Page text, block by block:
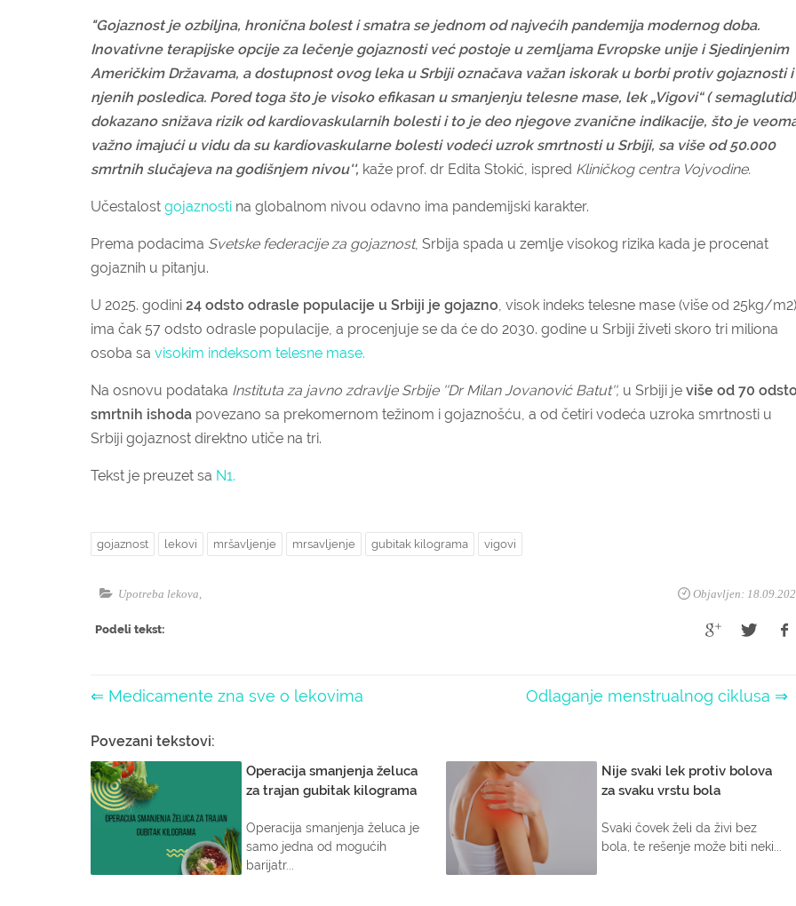
"Gojaznost je ozbiljna, hronična bolest i smatra se jednom od najvećih pandemija modernog doba.
Inovativne terapijske opcije za lečenje gojaznosti već postoje u zemljama Evropske unije i Sjedinjenim
Američkim Državama, a dostupnost ovog leka u Srbiji označava važan iskorak u borbi protiv gojaznosti i
njenih posledica. Pored toga što je visoko efikasan u smanjenju telesne mase, lek „Vigovi“ ( semaglutid)
dokazano snižava rizik od kardiovaskularnih bolesti i to je deo njegove zvanične indikacije, što je
važno imajući u vidu da su kardiovaskularne bolesti vodeći uzrok smrtnosti u Srbiji, sa više od 50.000
smrtnih slučajeva na godišnjem nivou'', kaže prof. dr Edita Stokić, ispred Kliničkog centra Vojvodine.
Učestalost gojaznosti na globalnom nivou odavno ima pandemijski karakter.
Prema podacima Svetske federacije za gojaznost, Srbija spada u zemlje visokog rizika kada je procenat
gojaznih u pitanju.
U 2025. godini 24 odsto odrasle populacije u Srbiji je gojazno, visok indeks telesne mase (više od 25kg/m2)
ima čak 57 odsto odrasle populacije, a procenjuje se da će do 2030. godine u Srbiji živeti skoro tri miliona
osoba sa visokim indeksom telesne mase.
Na osnovu podataka Instituta za javno zdravlje Srbije ''Dr Milan Jovanović Batut'', u Srbiji je više od 70 odsto
smrtnih ishoda povezano sa prekomernom težinom i gojaznošću, a od četiri vodeća uzroka smrtnosti u
Srbiji gojaznost direktno utiče na tri.
Tekst je preuzet sa N1.
gojaznost lekovi mršavljenje mrsavljenje gubitak kilograma vigovi
Objavljen:
Upotreba lekova
Podeli tekst:
⇐ Medicamente zna sve o lekovima Odlaganje menstrualnog ciklusa ⇒
Povezani tekstovi:
Operacija smanjenja želuca
za trajan gubitak kilograma
Operacija smanjenja želuca je
samo jedna od mogućih
barijatr...
Nije svaki lek protiv bolova
za svaku vrstu bola
Svaki čovek želi da živi bez
bola, te rešenje može biti neki...